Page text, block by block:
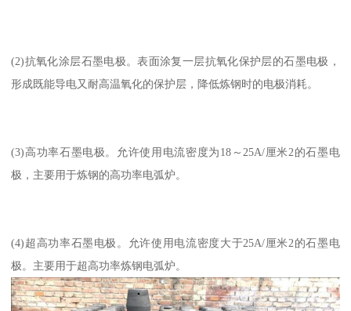
(2)抗氧化涂层石墨电极。表面涂复一层抗氧化保护层的石墨电极，
形成既能导电又耐高温氧化的保护层，降低炼钢时的电极消耗。
(3)高功率石墨电极。允许使用电流密度为18～25A/厘米2的石墨电
极，主要用于炼钢的高功率电弧炉。
(4)超高功率石墨电极。允许使用电流密度大于25A/厘米2的石墨电
极。主要用于超高功率炼钢电弧炉。